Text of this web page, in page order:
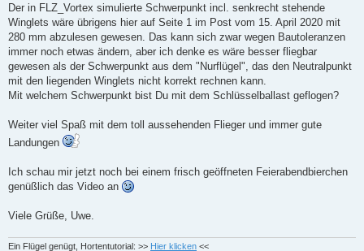
Der in FLZ_Vortex simulierte Schwerpunkt incl. senkrecht stehende
Winglets wäre übrigens hier auf Seite 1 im Post vom 15. April 2020 mit
280 mm abzulesen gewesen. Das kann sich zwar wegen Bautoleranzen
immer noch etwas ändern, aber ich denke es wäre besser fliegbar
gewesen als der Schwerpunkt aus dem "Nurflügel", das den Neutralpunkt
mit den liegenden Winglets nicht korrekt rechnen kann.
Mit welchem Schwerpunkt bist Du mit dem Schlüsselballast geflogen?
Weiter viel Spaß mit dem toll aussehenden Flieger und immer gute
Landungen
Ich schau mir jetzt noch bei einem frisch geöffneten Feierabendbierchen
genüßlich das Video an
Viele Grüße, Uwe.
Ein Flügel genügt, Hortentutorial: >> Hier klicken <<